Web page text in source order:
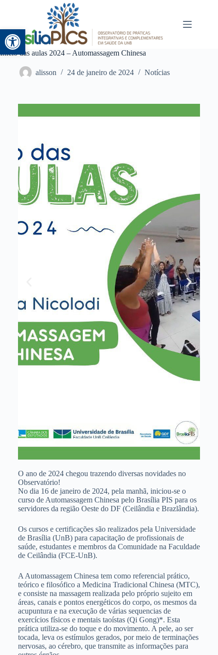
Abrir a barra de ferramentas
Início das aulas 2024 – Automassagem Chinesa
alisson 24 de janeiro de 2024 Notícias
O ano de 2024 chegou trazendo diversas novidades no
Observatório!
No dia 16 de janeiro de 2024, pela manhã, iniciou-se o
curso de Automassagem Chinesa pelo Brasília PIS para os
servidores da região Oeste do DF (Ceilândia e Brazlândia).
Os cursos e certificações são realizados pela Universidade
de Brasília (UnB) para capacitação de profissionais de
saúde, estudantes e membros da Comunidade na Faculdade
de Ceilândia (FCE-UnB).
A Automassagem Chinesa tem como referencial prático,
teórico e filosófico a Medicina Tradicional Chinesa (MTC),
e consiste na massagem realizada pelo próprio sujeito em
áreas, canais e pontos energéticos do corpo, os mesmos da
acupuntura e na execução de várias sequencias de
exercícios físicos e mentais taoístas (Qi Gong)*. Esta
prática utiliza-se do toque e do movimento. A pele, ao ser
tocada, leva os estímulos gerados, por meio de terminações
nervosas, ao cérebro, que transmite as informações para